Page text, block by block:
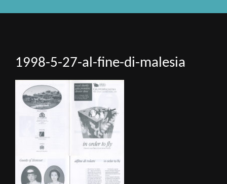
1998-5-27-al-fine-di-malesia